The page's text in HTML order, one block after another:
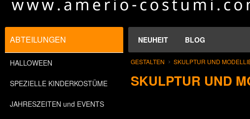
NEUHEIT BLOG
ABTEILUNGEN
HALLOWEEN
SPEZIELLE KINDERKOSTÜME
JAHRESZEITEN und EVENTS
GESTALTEN SKULPTUR UND
SKULPTUR UND